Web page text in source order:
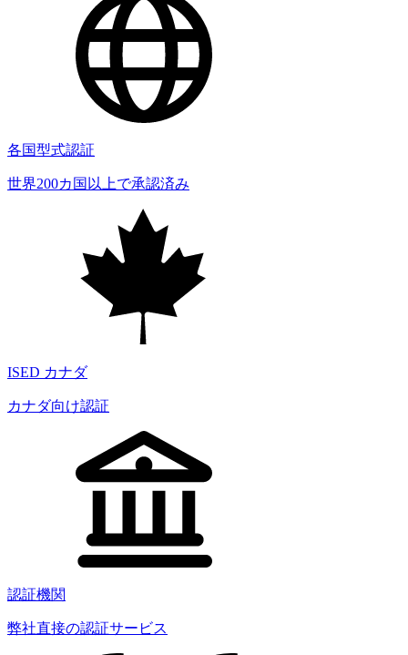
各国型式認証
世界200カ国以上で承認済み
ISED カナダ
カナダ向け認証
認証機関
弊社直接の認証サービス